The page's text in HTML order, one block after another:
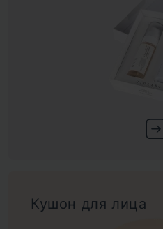
Кушон для лица